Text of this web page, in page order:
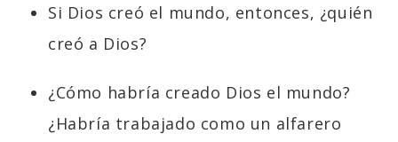
Si Dios creó el mundo, entonces, ¿quién
creó a Dios?
¿Cómo habría creado Dios el mundo?
¿Habría trabajado como un alfarero